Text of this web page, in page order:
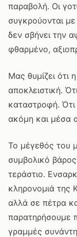
παραβολή. Οι
συγκρούονται
δεν σβήνει την
φθαρμένο,
Μας θυμίζει ότι
αποκλειστική.
καταστροφή. Ότι
ακόμη και μέσα
Το μέγεθός του
συμβολικό
τεράστιο.
κληρονομιά της
αλλά σε πέτρα
παρατηρήσουμε
γραμμές